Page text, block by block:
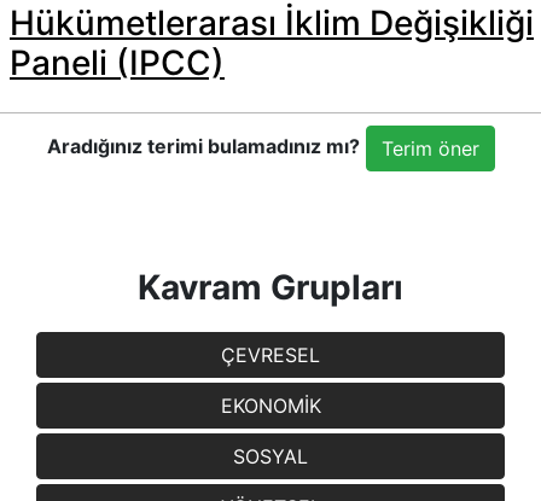
Hükümetlerarası İklim Değişikliği
Paneli (IPCC)
Aradığınız terimi bulamadınız mı? Terim öner
Kavram Grupları
ÇEVRESEL
EKONOMİK
SOSYAL